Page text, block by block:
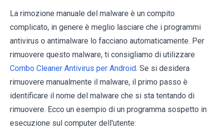
La rimozione manuale del malware è un compito
complicato, in genere è meglio lasciare che i programmi
antivirus o antimalware lo facciano automaticamente. Per
rimuovere questo malware, ti consigliamo di utilizzare
Combo Cleaner Antivirus per Android. Se si desidera
rimuovere manualmente il malware, il primo passo è
identificare il nome del malware che si sta tentando di
rimuovere. Ecco un esempio di un programma sospetto in
esecuzione sul computer dell'utente: